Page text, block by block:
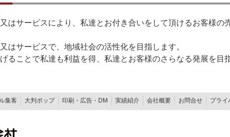
はサービスにより、私達とお付き合いをして頂けるお客様の
はサービスで、地域社会の活性化を目指します。
ることで私達も利益を得、私達とお客様のさらなる発展を目
集客 大判ポップ 印刷・広告・DM 実績紹介 会社概要 お問合せ プライ